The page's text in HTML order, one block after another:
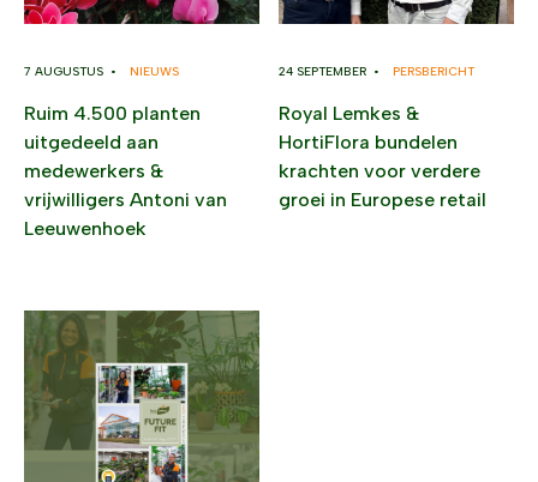
7 AUGUSTUS • NIEUWS
Ruim 4.500 planten
uitgedeeld aan
medewerkers &
vrijwilligers Antoni van
Leeuwenhoek
24 SEPTEMBER • PERSBERICHT
Royal Lemkes &
HortiFlora bundelen
krachten voor verdere
groei in Europese retail